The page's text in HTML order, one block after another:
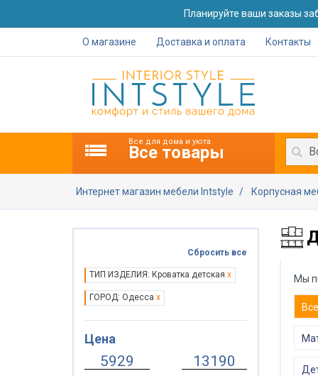
Планируйте ваши заказы
О магазине Доставка и оплата Контакты
Все для дома и уюта
Все товары
Интернет магазин мебели Intstyle Корпусная
Мы
Все
Сбросить все
ТИП ИЗДЕЛИЯ: Кроватка детская x
ГОРОД: Одесса x
Цена